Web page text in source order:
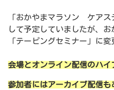
「おかやまマラソン ケアス
して予定していましたが、
「テーピングセミナー」に変
会場とオンライン配信のハイ
参加者にはアーカイブ配信も